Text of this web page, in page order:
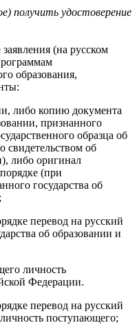
получить удостоверение
(на русском
образования,
либо копию документа
признанного
образца об
свидетельством об
либо оригинал
(при
государства об
перевод на русский
об образовании и
личность
Федерации.
перевод на русский
поступающего;